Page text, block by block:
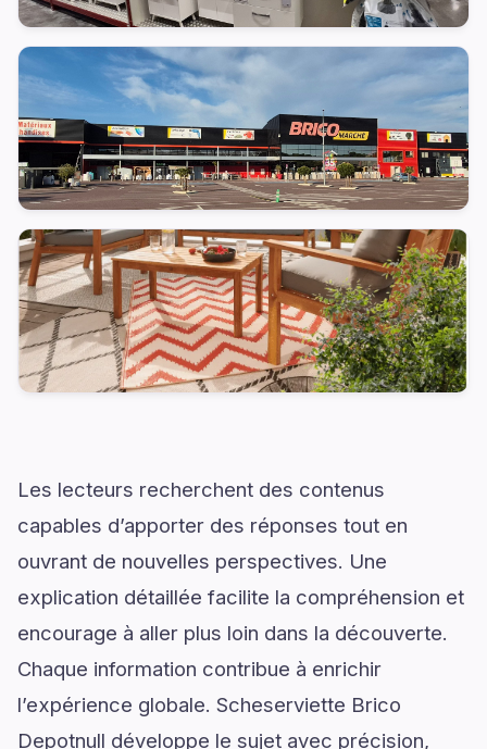
Les lecteurs recherchent des contenus
capables d’apporter des réponses tout en
ouvrant de nouvelles perspectives. Une
explication détaillée facilite la compréhension et
encourage à aller plus loin dans la découverte.
Chaque information contribue à enrichir
l’expérience globale. Scheserviette Brico
Depotnull développe le sujet avec précision,